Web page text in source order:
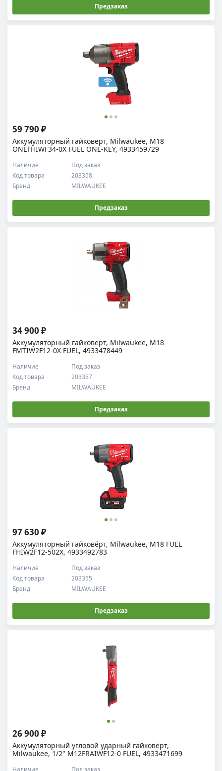
Предзаказ
Аккумуляторный гайковерт, Milwaukee, M18
ONEFHIWF34-0X FUEL ONE-KEY, 4933459729
Код товара 203358
Наличие Под заказ
Бренд MILWAUKEE
59 790 ₽
Предзаказ
Аккумуляторный гайковерт, Milwaukee, M18
FMTIW2F12-0X FUEL, 4933478449
Код товара 203357
Наличие Под заказ
Бренд MILWAUKEE
34 900 ₽
Предзаказ
Аккумуляторный гайковёрт, Milwaukee, M18 FUEL
FHIW2F12-502X, 4933492783
Код товара 203355
Наличие Под заказ
Бренд MILWAUKEE
97 630 ₽
Предзаказ
Аккумуляторный угловой ударный гайковёрт,
Milwaukee, 1/2'' M12FRAIWF12-0 FUEL, 4933471699
Наличие Под заказ
26 900 ₽